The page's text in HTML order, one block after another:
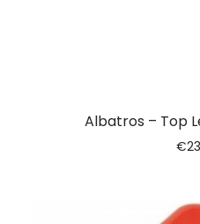
Albatros – Top
€